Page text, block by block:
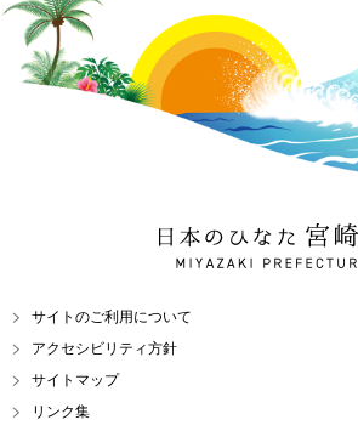
日本のひなた 宮崎県
MIYAZAKI PREFECTURE
サイトのご利用について
アクセシビリティ方針
サイトマップ
リンク集